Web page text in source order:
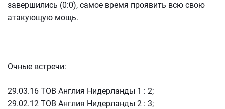
завершились (0:0), самое время проявить всю свою
атакующую мощь.
Очные встречи:
29.03.16 ТОВ Англия Нидерланды 1 : 2;
29.02.12 ТОВ Англия Нидерланды 2 : 3;